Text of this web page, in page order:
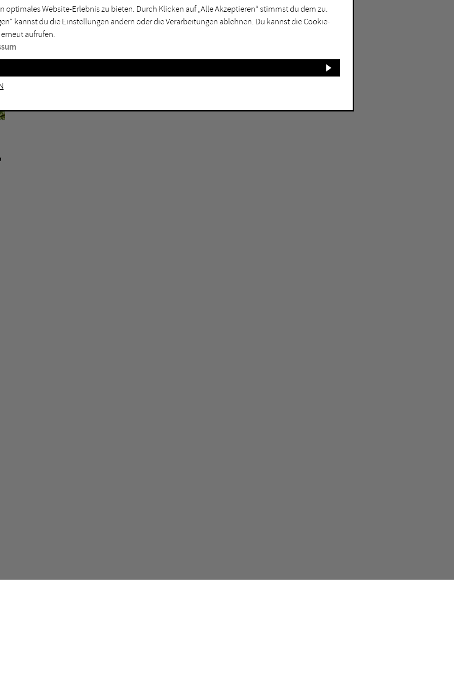
Mülheim an der Ruhr
Oberhausen
Unna
Witten
optimales Website-Erlebnis zu bieten. Durch Klicken auf „Alle Akzeptieren“ stimmst du dem zu.
kannst du die Einstellungen ändern oder die Verarbeitungen ablehnen. Du kannst die Cookie-
aufrufen.